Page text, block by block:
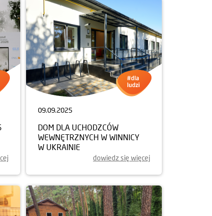
09.09.2025
DOM DLA UCHODZCÓW
WEWNĘTRZNYCH W WINNICY
W UKRAINIE
dowiedz się więcej